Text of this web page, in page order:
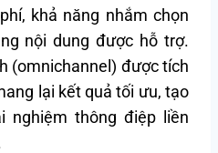
khả năng nhắm chọn
nội dung được hỗ trợ.
(omnichannel) được tích
lại kết quả tối ưu, tạo
nghiệm thông điệp liền